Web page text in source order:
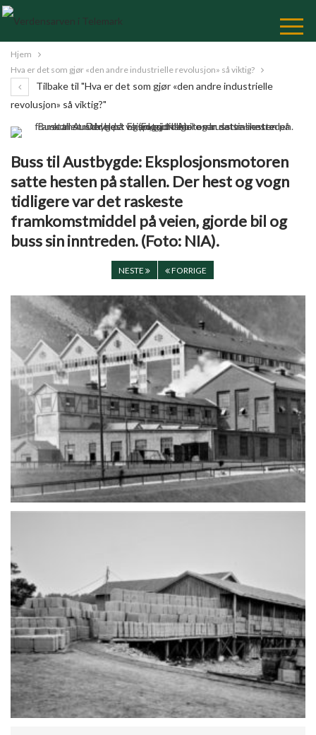
Skip
Content
Hjem
Hva er det som gjør «den andre industrielle revolusjon» så viktig?
Tilbake til "Hva er det som gjør «den andre industrielle
revolusjon» så viktig?"
Buss til Austbygde: Eksplosjonsmotoren
satte hesten på stallen. Der hest og vogn
tidligere var det raskeste
framkomstmiddel på veien, gjorde bil og
buss sin inntreden. (Foto: NIA).
NESTE FORRIGE